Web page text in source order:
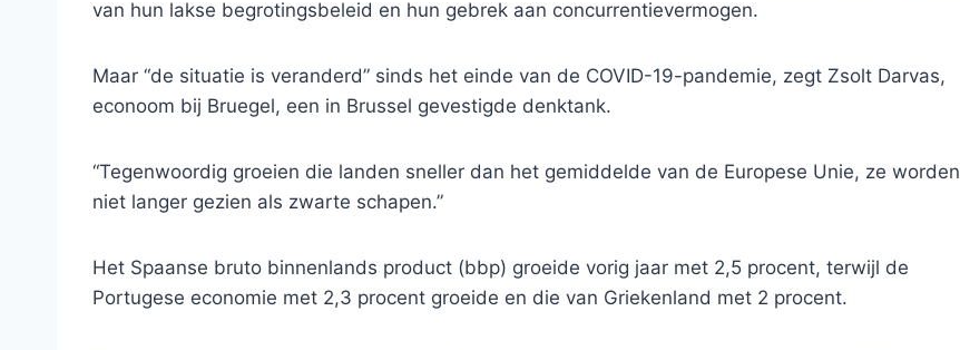
van hun lakse begrotingsbeleid en hun gebrek aan concurrentievermogen.
Maar “de situatie is veranderd” sinds het einde van de COVID-19-pandemie, zegt Zsolt Darvas,
econoom bij Bruegel, een in Brussel gevestigde denktank.
“Tegenwoordig groeien die landen sneller dan het gemiddelde van de Europese Unie, ze worden
niet langer gezien als zwarte schapen.”
Het Spaanse bruto binnenlands product (bbp) groeide vorig jaar met 2,5 procent, terwijl de
Portugese economie met 2,3 procent groeide en die van Griekenland met 2 procent.